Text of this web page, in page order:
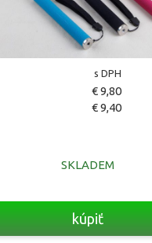
s DPH
€ 9,80
€ 9,40
SKLADEM
kúpiť